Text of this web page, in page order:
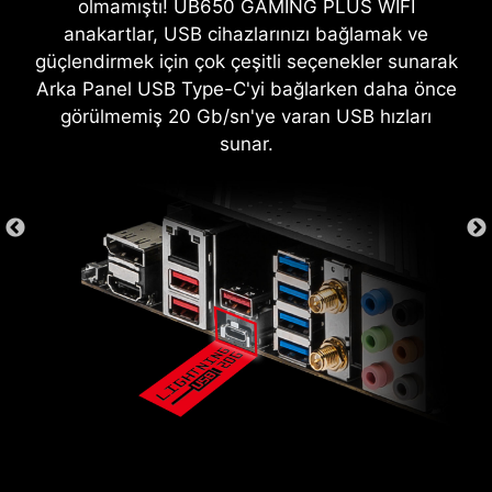
olmamıştı! UB650 GAMING PLUS WIFI
anakartlar, USB cihazlarınızı bağlamak ve
güçlendirmek için çok çeşitli seçenekler sunarak
Arka Panel USB Type-C'yi bağlarken daha önce
görülmemiş 20 Gb/sn'ye varan USB hızları
sunar.
yazılımının 60 günlük ücretsiz sürümü ile gelir.
AIDA64 Extreme, sistem görüntüleme, tanılama
ve benchmark testleri yapmak için mükemmel
bir uygulamadır. Bu uygulama ile PC'nizin
donanım ve yazılımları ile ilgili detaylı bilgiye
sahip olabilir, CSV ve HTML gibi farklı